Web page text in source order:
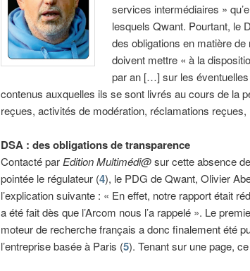
services intermédiaires »
lesquels Qwant. Pourtant, le
des obligations en matière de
doivent mettre « à la
par an […] sur les
contenus auxquelles ils se sont livrés au cours de la
reçues, activités de modération, réclamations
DSA : des obligations de transparence
Contacté par Edition Multimédi@sur cette absence
pointée le régulateur (4), le PDG de Qwant, Olivier
l’explication suivante : « En effet, notre rapport était
a été fait dès que l’Arcom nous l’a rappelé ». Le
moteur de recherche français a donc finalement été
l’entreprise basée à Paris (5). Tenant sur une page,